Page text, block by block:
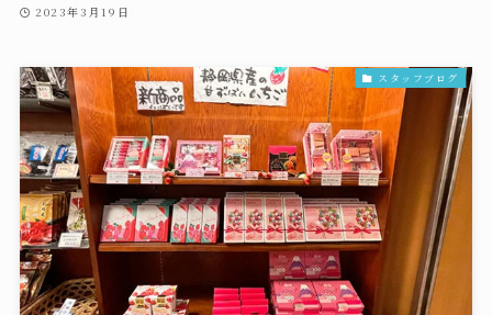
2023年3月19日
スタッフブログ